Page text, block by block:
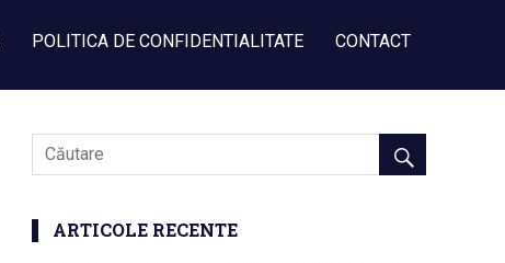
POLITICA DE CONFIDENTIALITATE CONTACT
ARTICOLE RECENTE